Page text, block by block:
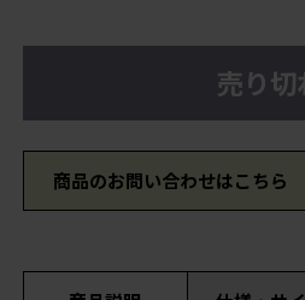
売り切
商品のお問い合わせはこちら